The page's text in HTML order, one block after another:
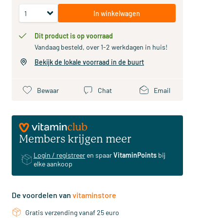
In winkelwagen
Dit product is op voorraad
Vandaag besteld, over 1-2 werkdagen in huis!
Bekijk de lokale voorraad in de buurt
Bewaar Chat Email
Members krijgen meer
Login / registreer en spaarVitaminPoints bij
elke aankoop
De voordelen van vitaminstore
Gratis verzending vanaf 25 euro